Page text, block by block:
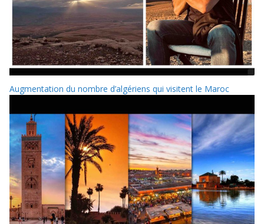
Augmentation du nombre d’algériens qui visitent le Maroc